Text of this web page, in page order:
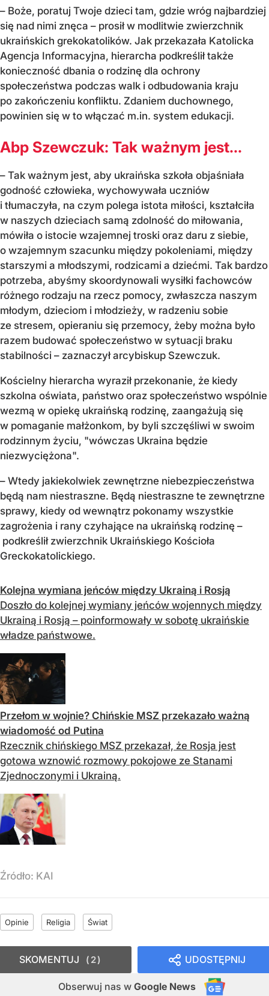
– Boże, poratuj Twoje dzieci tam, gdzie wróg najbardziej
się nad nimi znęca – prosił w modlitwie zwierzchnik
ukraińskich grekokatolików. Jak przekazała Katolicka
Agencja Informacyjna, hierarcha podkreślił także
konieczność dbania o rodzinę dla ochrony
społeczeństwa podczas walk i odbudowania kraju
po zakończeniu konfliktu. Zdaniem duchownego,
powinien się w to włączać m.in. system edukacji.
Abp Szewczuk: Tak ważnym jest...
– Tak ważnym jest, aby ukraińska szkoła objaśniała
godność człowieka, wychowywała uczniów
i tłumaczyła, na czym polega istota miłości, kształciła
w naszych dzieciach samą zdolność do miłowania,
mówiła o istocie wzajemnej troski oraz daru z siebie,
o wzajemnym szacunku między pokoleniami, między
starszymi a młodszymi, rodzicami a dziećmi. Tak bardzo
potrzeba, abyśmy skoordynowali wysiłki fachowców
różnego rodzaju na rzecz pomocy, zwłaszcza naszym
młodym, dzieciom i młodzieży, w radzeniu sobie
ze stresem, opieraniu się przemocy, żeby można było
razem budować społeczeństwo w sytuacji braku
stabilności – zaznaczył arcybiskup Szewczuk.
Kościelny hierarcha wyraził przekonanie, że kiedy
szkolna oświata, państwo oraz społeczeństwo wspólnie
wezmą w opiekę ukraińską rodzinę, zaangażują się
w pomaganie małżonkom, by byli szczęśliwi w swoim
rodzinnym życiu, "wówczas Ukraina będzie
niezwyciężona".
– Wtedy jakiekolwiek zewnętrzne niebezpieczeństwa
będą nam niestraszne. Będą niestraszne te zewnętrzne
sprawy, kiedy od wewnątrz pokonamy wszystkie
zagrożenia i rany czyhające na ukraińską rodzinę –
podkreślił zwierzchnik Ukraińskiego Kościoła
Greckokatolickiego.
Kolejna wymiana jeńców między Ukrainą i Rosją
Doszło do kolejnej wymiany jeńców wojennych między
Ukrainą i Rosją – poinformowały w sobotę ukraińskie
władze państwowe.
Przełom w wojnie? Chińskie MSZ przekazało ważną
wiadomość od Putina
Rzecznik chińskiego MSZ przekazał, że Rosja jest
gotowa wznowić rozmowy pokojowe ze Stanami
Zjednoczonymi i Ukrainą.
Źródło: KAI
Opinie Religia Świat
UDOSTĘPNIJ
Obserwuj nas w Google News
SKOMENTUJ 2